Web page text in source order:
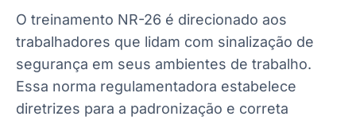
O treinamento NR-26 é direcionado aos
trabalhadores que lidam com sinalização de
segurança em seus ambientes de trabalho.
Essa norma regulamentadora estabelece
diretrizes para a padronização e correta